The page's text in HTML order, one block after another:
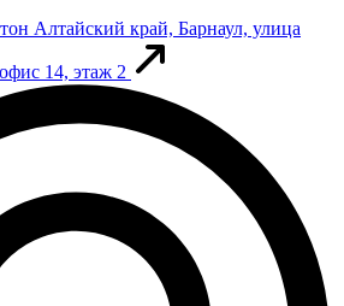
Алтайский край, Барнаул, улица
14, этаж 2